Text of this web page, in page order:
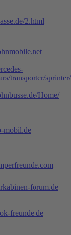
2.html
transporter/
Home/
mobil.de
forum.de
freunde.de